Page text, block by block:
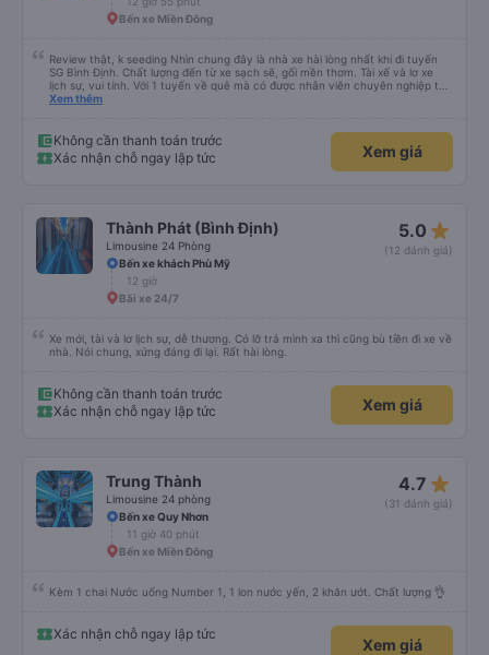
Bến xe Miền Đông
Review thật, k seeding Nhìn chung đây là nhà xe hài lòng nhất khi đi tuyến
SG Bình Định. Chất lượng đến từ xe sạch sẽ, gối mền thơm. Tài xế và lơ xe
lịch sự, vui tính. Với 1 tuyến về quê mà có được nhân viên chuyên nghiệp thế
này là điểm cộng lớn, thường chỉ đi mấy tuyến du lịch mới có. Về xe thì có
định ủng hộ tiếp nhà xe này. Chúc chủ xe làm ăn phát đạt mua thêm nhiều
xe chạy thêm nhiều khung giờ nữa và nâng cao tiêu chuẩn tuyến. Nếu xét
điểm trừ thì chỉ có thgian trả khách, team VXR set lệch với thực tế
Xem thêm
Không cần thanh toán trước
Xác nhận chỗ ngay lập tức
Xem giá
Thành Phát (Bình Định)
Limousine 24 Phòng
5.0 star_rate
(12 đánh giá)
Bến xe khách Phù Mỹ
12 giờ
Bãi xe 24/7
Xe mới, tài và lơ lịch sự, dễ thương. Có lỡ trả mình xa thì cũng bù tiền đi xe về
nhà. Nói chung, xứng đáng đi lại. Rất hài lòng.
Không cần thanh toán trước
Xác nhận chỗ ngay lập tức
Xem giá
Trung Thành
Limousine 24 phòng
4.7 star_rate
(31 đánh giá)
Bến xe Quy Nhơn
11 giờ 40 phút
Bến xe Miền Đông
Kèm 1 chai Nước uống Number 1, 1 lon nước yến, 2 khăn ướt. Chất lượng 👌
Xác nhận chỗ ngay lập tức
Xem giá